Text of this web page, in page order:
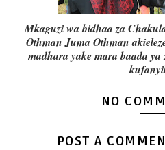
Mkaguzi wa bidhaa za
Othman Juma Othman
madhara yake mara baada ya
NO
POST A